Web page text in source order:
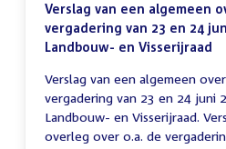
Verslag van een algemeen
vergadering van 23 en 24
Landbouw- en Visserijraad
Verslag van een algemeen
vergadering van 23 en 24 juni
Landbouw- en Visserijraad.
overleg over o.a. de